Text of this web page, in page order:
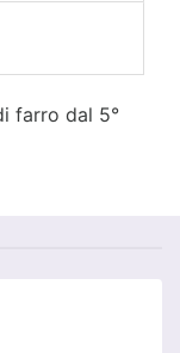
farro dal 5°